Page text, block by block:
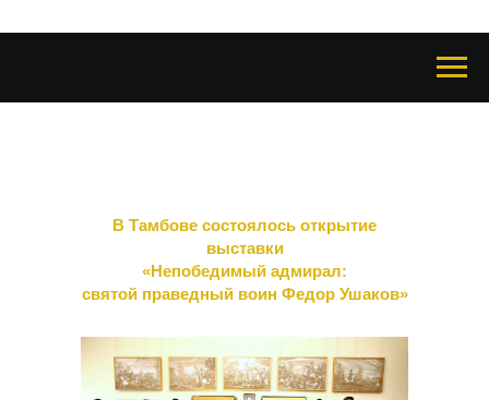
В Тамбове состоялось открытие
выставки
«Непобедимый адмирал:
святой праведный воин Федор Ушаков»